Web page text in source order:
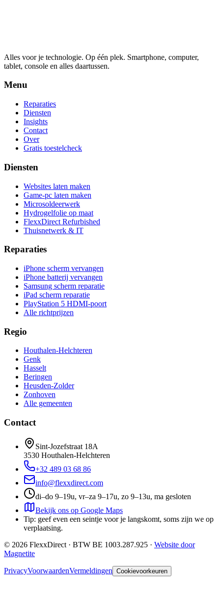
Alles voor je technologie. Op één plek. Smartphone, computer,
tablet, console en alles daartussen.
Menu
Reparaties
Diensten
Insights
Contact
Over
Gratis toestelcheck
Diensten
Websites laten maken
Game-pc laten maken
Microsoldeerwerk
Hydrogelfolie op maat
FlexxDirect Refurbished
Thuisnetwerk & IT
Reparaties
iPhone scherm vervangen
iPhone batterij vervangen
Samsung scherm reparatie
iPad scherm reparatie
PlayStation 5 HDMI-poort
Alle richtprijzen
Regio
Houthalen-Helchteren
Genk
Hasselt
Beringen
Heusden-Zolder
Zonhoven
Alle gemeenten
Contact
Sint-Jozefstraat 18A
3530 Houthalen-Helchteren
+32 489 03 68 86
info@flexxdirect.com
di–do 9–19u, vr–za 9–17u, zo 9–13u, ma gesloten
Bekijk ons op Google Maps
Tip: geef even een seintje voor je langskomt, soms zijn we op
verplaatsing.
© 2026 FlexxDirect · BTW BE 1003.287.925 · Website door
Magnetite
PrivacyVoorwaardenVermeldingen Cookievoorkeuren